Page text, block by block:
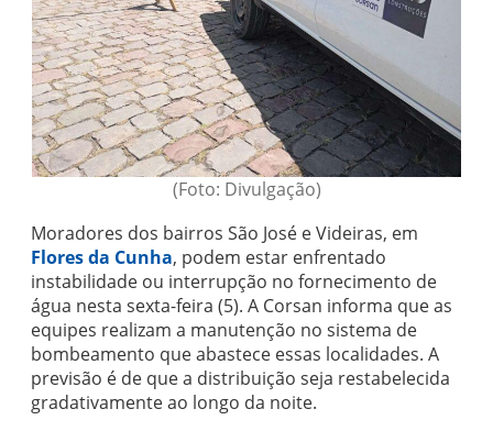
(Foto: Divulgação)
Moradores dos bairros São José e Videiras, em
Flores da Cunha, podem estar enfrentado
instabilidade ou interrupção no fornecimento de
água nesta sexta-feira (5). A Corsan informa que as
equipes realizam a manutenção no sistema de
bombeamento que abastece essas localidades. A
previsão é de que a distribuição seja restabelecida
gradativamente ao longo da noite.